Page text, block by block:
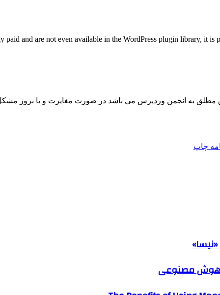
and are not even available in the WordPress plugin library, it
به انجمن وردپرس می باشد در صورت مغایرت و یا بروز
چاپ
هوش مصنوعی